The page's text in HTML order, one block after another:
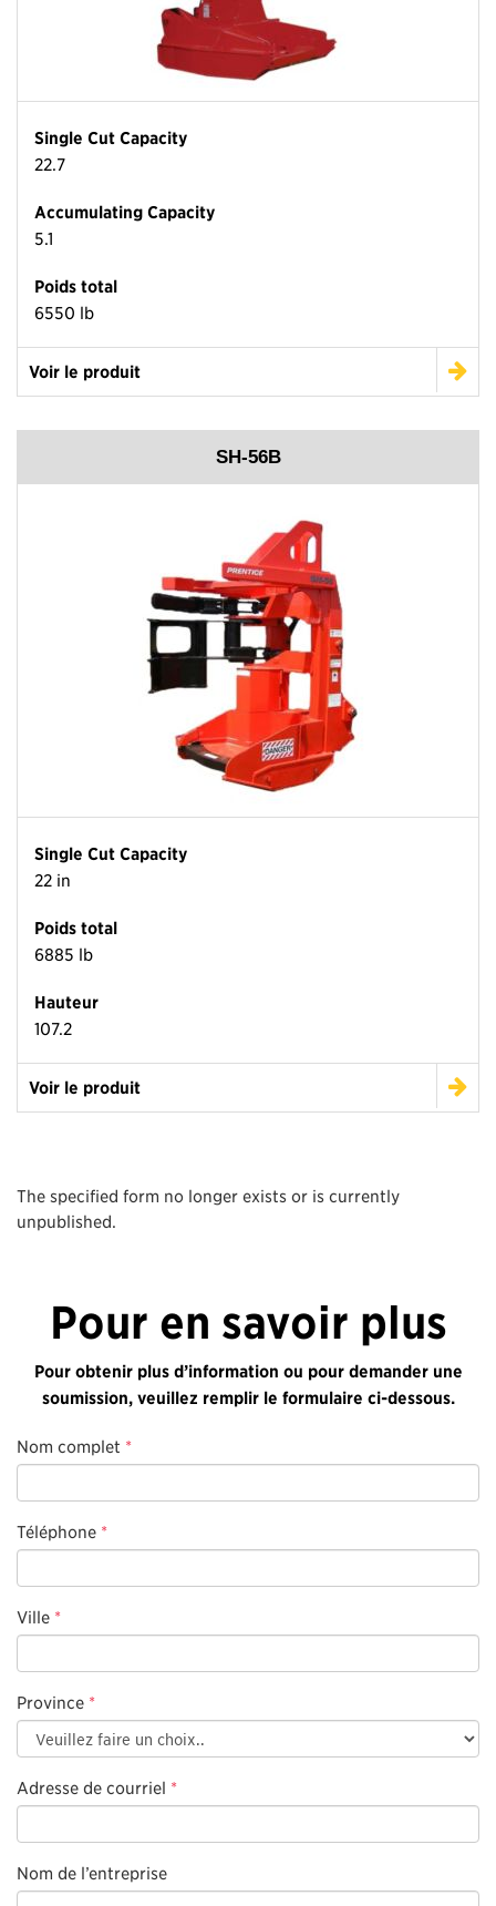
Single Cut Capacity
22.7
Accumulating Capacity
5.1
Poids total
6550 lb
Voir le produit
SH-56B
Single Cut Capacity
22 in
Poids total
6885 lb
Hauteur
107.2
Voir le produit
The specified form no longer exists or is currently
unpublished.
Pour en savoir plus
Pour obtenir plus d’information ou pour demander une
soumission, veuillez remplir le formulaire ci-dessous.
Nom complet *
Téléphone *
Ville *
Province *
Adresse de courriel *
Nom de l’entreprise